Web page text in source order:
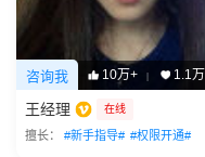
咨询我 10万+ | 1.1万
王经理 在线
擅长： #新手指导# #权限开通#